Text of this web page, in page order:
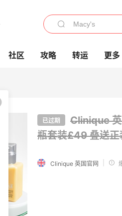
社区 攻略 转运 更多
已过期
Clinique
瓶套装£49叠送
Clinique 英国官网